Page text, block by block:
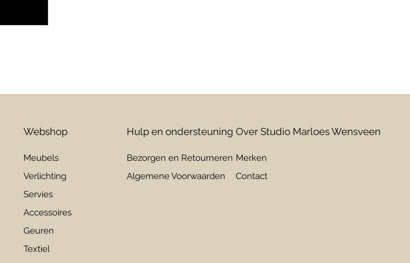
Webshop
Meubels
Verlichting
Servies
Accessoires
Geuren
Textiel
Hulp en ondersteuning
Bezorgen en Retourneren
Algemene Voorwaarden
Over Studio Marloes Wensveen
Merken
Contact